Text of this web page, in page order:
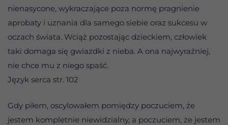
nienasycone, wykraczające poza normę pragnienie
aprobaty i uznania dla samego siebie oraz sukcesu w
oczach świata. Wciąż pozostając dzieckiem, człowiek
taki domaga się gwiazdki z nieba. A ona najwyraźniej,
nie chce mu z niego spaść.
Język serca str. 102
Gdy piłem, oscylowałem pomiędzy poczuciem, że
jestem kompletnie niewidzialny, a poczuciem, że jestem